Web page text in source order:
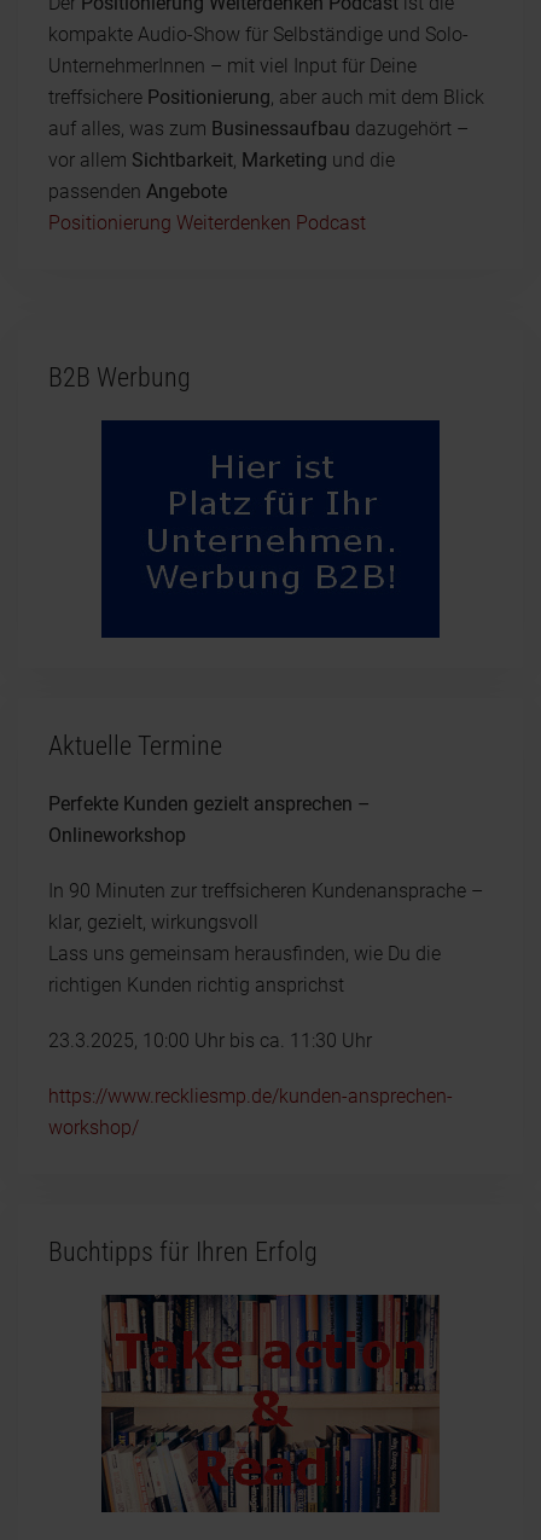
kompakte Audio-Show für Selbständige und Solo-
UnternehmerInnen – mit viel Input für Deine
treffsichere Positionierung, aber auch mit dem Blick
auf alles, was zum Businessaufbau dazugehört –
vor allem Sichtbarkeit, Marketing und die
passenden Angebote
Positionierung Weiterdenken Podcast
B2B Werbung
Aktuelle Termine
Perfekte Kunden gezielt ansprechen –
Onlineworkshop
In 90 Minuten zur treffsicheren Kundenansprache –
klar, gezielt, wirkungsvoll
Lass uns gemeinsam herausfinden, wie Du die
richtigen Kunden richtig ansprichst
23.3.2025, 10:00 Uhr bis ca. 11:30 Uhr
https://www.reckliesmp.de/kunden-ansprechen-
workshop/
Buchtipps für Ihren Erfolg